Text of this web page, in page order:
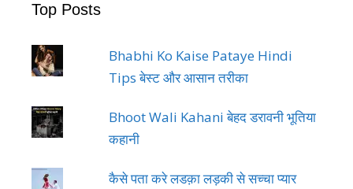
Top Posts
Bhabhi Ko Kaise Pataye Hindi
Tips बेस्ट और आसान तरीका
Bhoot Wali Kahani बेहद डरावनी भूतिया
कहानी
कैसे पता करे लडक़ा लड़की से सच्चा प्यार